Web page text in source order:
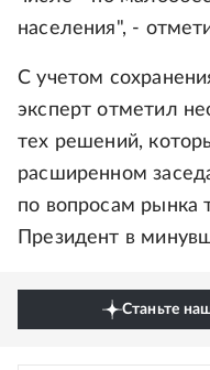
населения", -
С учетом
эксперт отметил
тех решений,
расширенном
по вопросам рынка
Президент в
Станьте